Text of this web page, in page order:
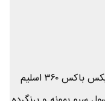
یک سوال به چه صورت ساعت کنسول ایکس باکس ۳۶۰ اسلیم